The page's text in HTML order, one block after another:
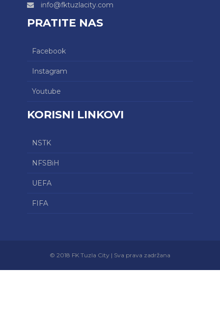
info@fktuzlacity.com
PRATITE NAS
Facebook
Instagram
Youtube
KORISNI LINKOVI
NSTK
NFSBiH
UEFA
FIFA
© 2018 FK Tuzla City | Sva prava zadržana